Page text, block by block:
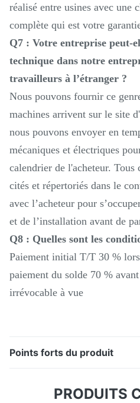
réalisé entre usines avec une
complète qui est votre
Q7 : Votre entreprise peut-
technique dans notre
travailleurs à l’étranger ?
Nous pouvons fournir ce
machines arrivent sur le site
nous pouvons envoyer en
mécaniques et électriques
calendrier de l'acheteur. Tous
cités et répertoriés dans le
avec l’acheteur pour
et de l’installation avant de
Q8 : Quelles sont les
Paiement initial T/T 30 %
paiement du solde 70 %
irrévocable à vue
Points forts du produit
axes Usinage de l'aluminium
PRODUITS